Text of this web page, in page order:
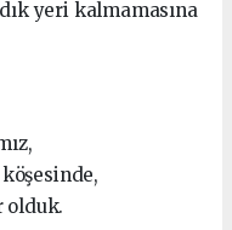
yeri kalmamasına
olduk.